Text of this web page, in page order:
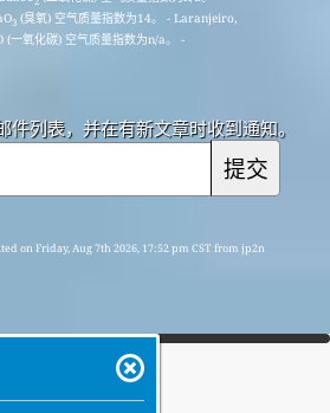
3(臭氧) 空气质量指数为14。 - Laranjeiro,
(一氧化碳) 空气质量指数为n/a。 -
件列表，并在有新文章时收到通知。
提交
on Friday, Aug 7th 2026, 17:52 pm CST from jp2n